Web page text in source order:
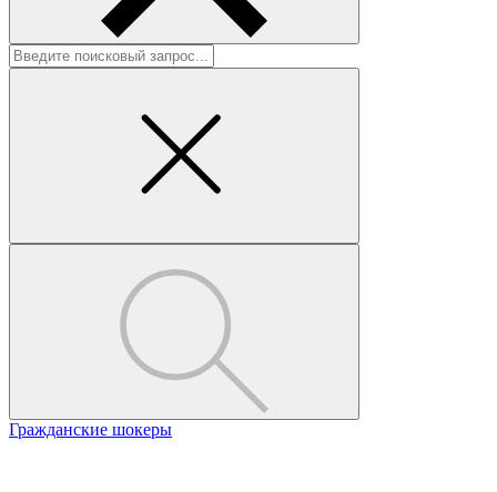
Гражданские шокеры